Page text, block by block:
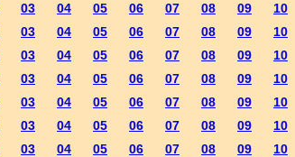
03 04 05 06 07 08 09 10
03 04 05 06 07 08 09 10
03 04 05 06 07 08 09 10
03 04 05 06 07 08 09 10
03 04 05 06 07 08 09 10
03 04 05 06 07 08 09 10
03 04 05 06 07 08 09 10